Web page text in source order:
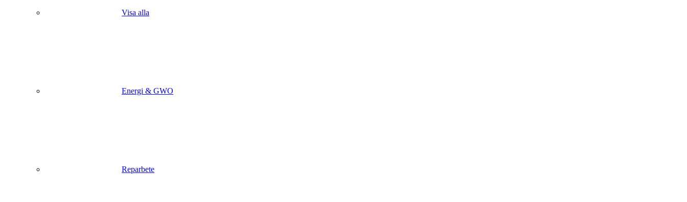
Visa alla
Energi & GWO
Reparbete